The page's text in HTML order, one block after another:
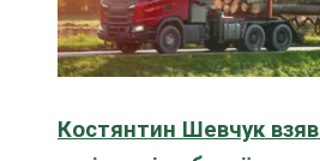
Костянтин Шевчук взяв